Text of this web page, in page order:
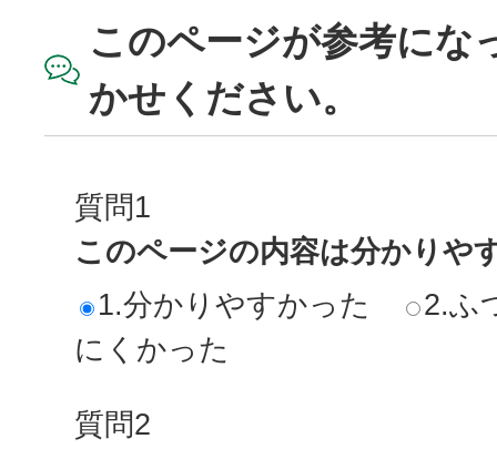
このページが参考にな
かせください。
質問1
このページの内容は分かりや
1.分かりやすかった
2.ふ
にくかった
質問2